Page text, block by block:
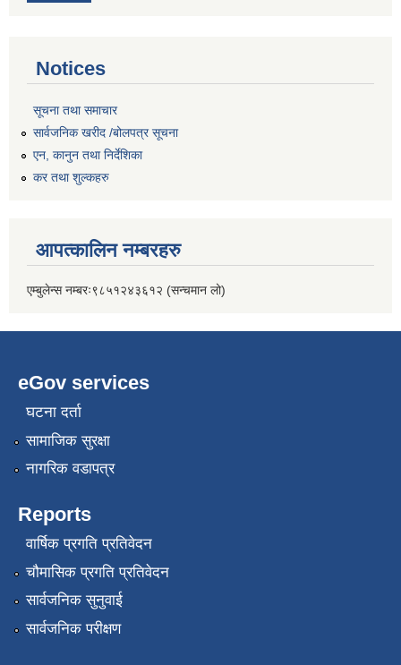
Notices
सूचना तथा समाचार
सार्वजनिक खरीद /बोलपत्र सूचना
एन, कानुन तथा निर्देशिका
कर तथा शुल्कहरु
आपत्कालिन नम्बरहरु
एम्बुलेन्स नम्बरः९८५१२४३६१२ (सन्चमान लो)
eGov services
घटना दर्ता
सामाजिक सुरक्षा
नागरिक वडापत्र
Reports
वार्षिक प्रगति प्रतिवेदन
चौमासिक प्रगति प्रतिवेदन
सार्वजनिक सुनुवाई
सार्वजनिक परीक्षण